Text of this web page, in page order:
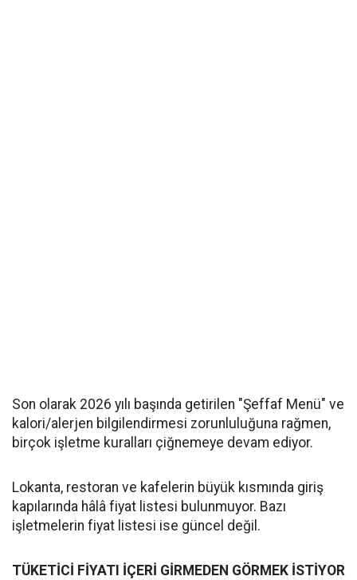
Son olarak 2026 yılı başında getirilen "Şeffaf Menü" ve
kalori/alerjen bilgilendirmesi zorunluluğuna rağmen,
birçok işletme kuralları çiğnemeye devam ediyor.
Lokanta, restoran ve kafelerin büyük kısmında giriş
kapılarında hâlâ fiyat listesi bulunmuyor. Bazı
işletmelerin fiyat listesi ise güncel değil.
TÜKETİCİ FİYATI İÇERİ GİRMEDEN GÖRMEK İSTİYOR